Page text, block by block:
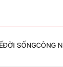
ĐỜI SỐNGCÔNG